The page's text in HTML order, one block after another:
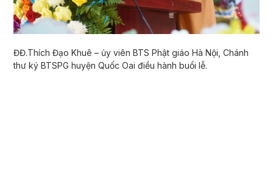
ĐĐ.Thích Đạo Khuê – ủy viên BTS Phật giáo Hà Nội, Chánh
thư ký BTSPG huyện Quốc Oai điều hành buổi lễ.